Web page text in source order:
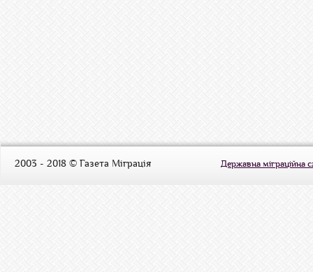
2003 - 2018 © Газета Міграція Державна міграційна